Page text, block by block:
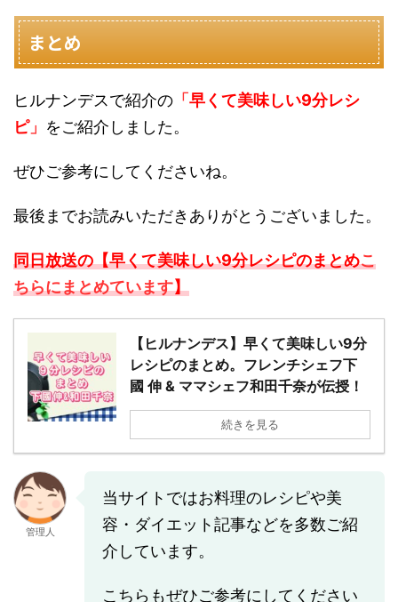
まとめ
ヒルナンデスで紹介の 「 早くて美味しい9分レシ
ピ」 をご紹介しました。
ぜひご参考にしてくださいね。
最後までお読みいただきありがとうございました。
同日放送の【早くて美味しい9分レシピのまとめこ
ちらにまとめています】
【ヒルナンデス】早くて美味しい9分
レシピのまとめ。フレンチシェフ下
國 伸 & ママシェフ和田千奈が伝授！
続きを見る
管理人
当サイトではお料理のレシピや美
容・ダイエット記事などを多数ご紹
介しています。
こちらもぜひご参考にしてください